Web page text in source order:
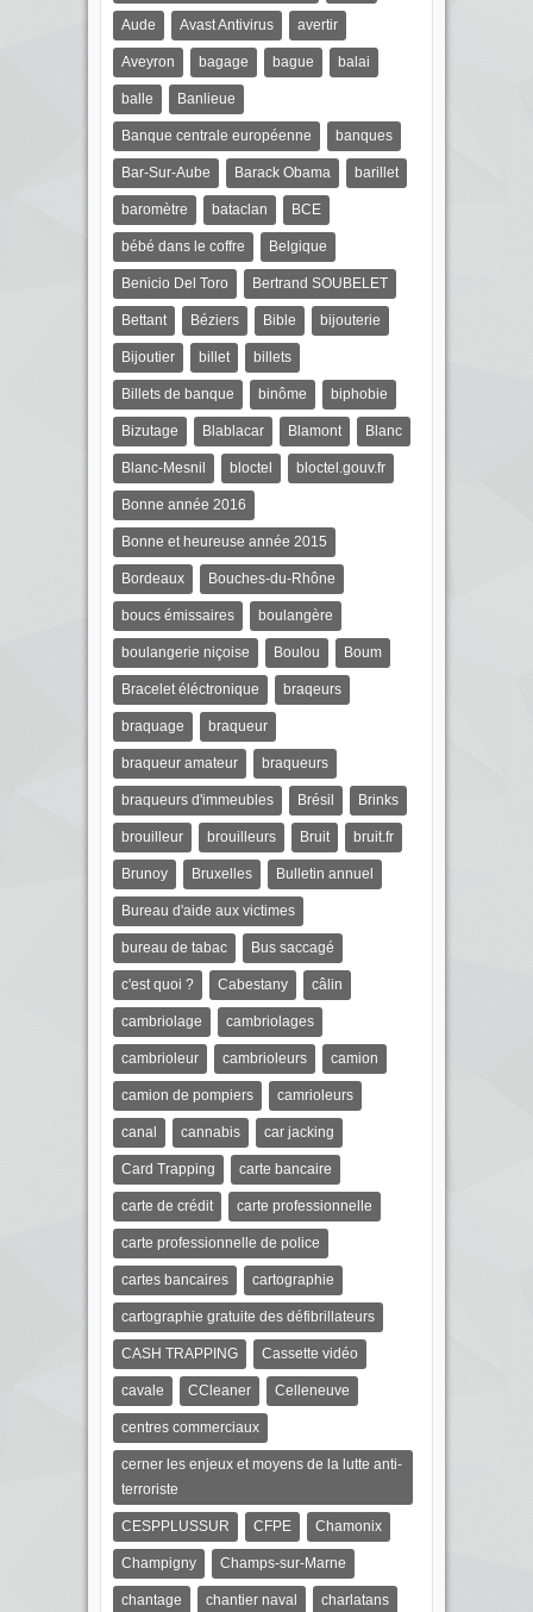
Aude Avast Antivirus avertir
Aveyron bagage bague balai
balle Banlieue
Banque centrale européenne banques
Bar-Sur-Aube Barack Obama barillet
baromètre bataclan BCE
bébé dans le coffre Belgique
Benicio Del Toro Bertrand SOUBELET
Bettant Béziers Bible bijouterie
Bijoutier billet billets
Billets de banque binôme biphobie
Bizutage Blablacar Blamont Blanc
Blanc-Mesnil bloctel bloctel.gouv.fr
Bonne année 2016
Bonne et heureuse année 2015
Bordeaux Bouches-du-Rhône
boucs émissaires boulangère
boulangerie niçoise Boulou Boum
Bracelet éléctronique braqeurs
braquage braqueur
braqueur amateur braqueurs
braqueurs d'immeubles Brésil Brinks
brouilleur brouilleurs Bruit bruit.fr
Brunoy Bruxelles Bulletin annuel
Bureau d'aide aux victimes
bureau de tabac Bus saccagé
c'est quoi ? Cabestany câlin
cambriolage cambriolages
cambrioleur cambrioleurs camion
camion de pompiers camrioleurs
canal cannabis car jacking
Card Trapping carte bancaire
carte de crédit carte professionnelle
carte professionnelle de police
cartes bancaires cartographie
cartographie gratuite des défibrillateurs
CASH TRAPPING Cassette vidéo
cavale CCleaner Celleneuve
centres commerciaux
cerner les enjeux et moyens de la lutte anti-
terroriste
CESPPLUSSUR CFPE Chamonix
Champigny Champs-sur-Marne
chantage chantier naval charlatans